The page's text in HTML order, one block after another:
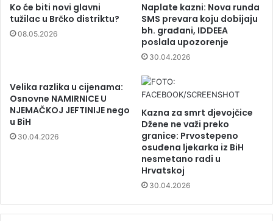
Ko će biti novi glavni
tužilac u Brčko distriktu?
08.05.2026
Naplate kazni: Nova runda
SMS prevara koju dobijaju
bh. građani, IDDEEA
poslala upozorenje
30.04.2026
Velika razlika u cijenama:
Osnovne NAMIRNICE U
NJEMAČKOJ JEFTINIJE nego
u BiH
30.04.2026
Kazna za smrt djevojčice
Džene ne važi preko
granice: Prvostepeno
osuđena ljekarka iz BiH
nesmetano radi u
Hrvatskoj
30.04.2026